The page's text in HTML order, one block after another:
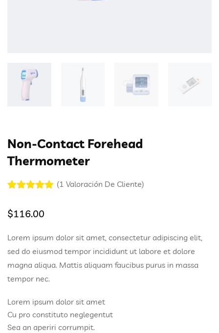
Non-Contact Forehead
Thermometer
5 en base
cliente
(1 Valoración De Cliente)
$116.00
Lorem ipsum dolor sit amet, consectetur adipiscing elit,
sed do eiusmod tempor incididunt ut labore et dolore
magna aliqua. Mattis aliquam faucibus purus in massa
tempor nec.
Lorem ipsum dolor sit amet
Cu pro constituto neglegentut
Sea an aperiri corrumpit.